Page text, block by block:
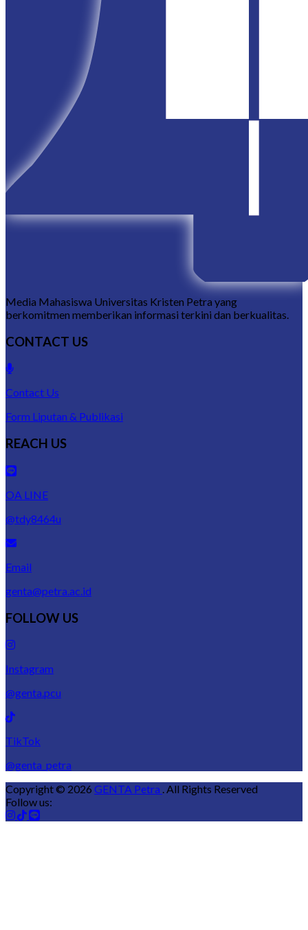
Media Mahasiswa Universitas Kristen Petra yang
berkomitmen memberikan informasi terkini dan berkualitas.
CONTACT US
Contact Us
Form Liputan & Publikasi
REACH US
OA LINE
@tdy8464u
Email
genta@petra.ac.id
FOLLOW US
Instagram
@genta.pcu
TikTok
@genta_petra
Copyright © 2026 GENTA Petra . All Rights Reserved
Follow us: